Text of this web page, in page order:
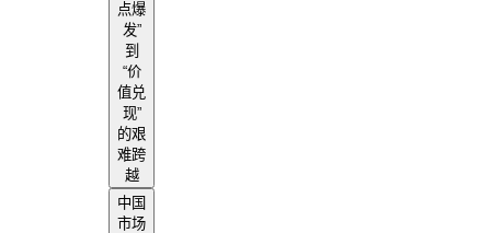
点爆
发”
到
“价
值兑
现”
的艰
难跨
越
中国
市场